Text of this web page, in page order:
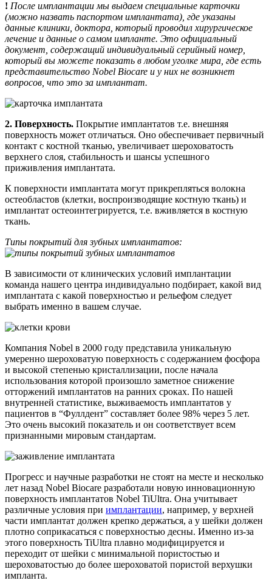
! После имплантации мы выдаем специальные карточки
(можно назвать паспортом имплантата), где указаны
данные клиники, доктора, который проводил хирургическое
лечение и данные о самом импланте. Это официальный
документ, содержащий индивидуальный серийный номер,
который вы можете показать в любом уголке мира, где есть
представительство Nobel Biocare и у них не возникнет
вопросов, что это за имплантат.
2. Поверхность. Покрытие имплантатов т.е. внешняя
поверхность может отличаться. Оно обеспечивает первичный
контакт с костной тканью, увеличивает шероховатость
верхнего слоя, стабильность и шансы успешного
приживления имплантата.
К поверхности имплантата могут прикрепляться волокна
остеобластов (клетки, воспроизводящие костную ткань) и
имплантат остеоинтегрируется, т.е. вживляется в костную
ткань.
Типы покрытий для зубных имплантатов:
В зависимости от клинических условий имплантации
команда нашего центра индивидуально подбирает, какой вид
имплантата с какой поверхностью и рельефом следует
выбрать именно в вашем случае.
Компания Nobel в 2000 году представила уникальную
умеренно шероховатую поверхность с содержанием фосфора
и высокой степенью кристаллизации, после начала
использования которой произошло заметное снижение
отторжений имплантатов на ранних сроках. По нашей
внутренней статистике, выживаемость имплантатов у
пациентов в “Фуллдент” составляет более 98% через 5 лет.
Это очень высокий показатель и он соответствует всем
признанными мировым стандартам.
Прогресс и научные разработки не стоят на месте и несколько
лет назад Nobel Biocare разработали новую инновационную
поверхность имплантатов Nobel TiUltra. Она учитывает
различные условия при имплантации, например, у верхней
части имплантат должен крепко держаться, а у шейки должен
плотно соприкасаться с поверхностью десны. Именно из-за
этого поверхность TiUltra плавно модифицируется и
переходит от шейки с минимальной пористостью и
шероховатостью до более шероховатой пористой верхушки
импланта.